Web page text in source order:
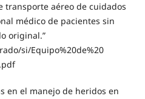
transporte aéreo de cuidados
médico de pacientes sin
original.”
si/Equipo%20de%20
en el manejo de heridos en